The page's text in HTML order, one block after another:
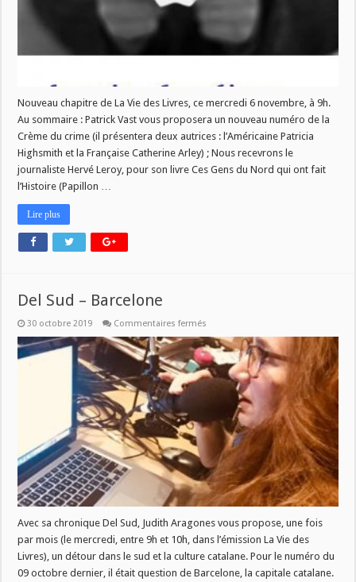
Nouveau chapitre de La Vie des Livres, ce mercredi 6 novembre, à 9h.
Au sommaire : Patrick Vast vous proposera un nouveau numéro de la
Crème du crime (il présentera deux autrices : l’Américaine Patricia
Highsmith et la Française Catherine Arley) ; Nous recevrons le
journaliste Hervé Leroy, pour son livre Ces Gens du Nord qui ont fait
l’Histoire (Papillon …
Lire plus
Del Sud – Barcelone
30 octobre 2019 Commentaires fermés
Sud
–
Barcelone
Avec sa chronique Del Sud, Judith Aragones vous propose, une fois
par mois (le mercredi, entre 9h et 10h, dans l’émission La Vie des
Livres), un détour dans le sud et la culture catalane. Pour le numéro du
09 octobre dernier, il était question de Barcelone, la capitale catalane.